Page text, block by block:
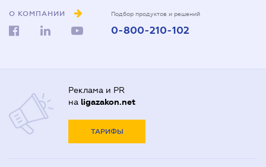
О КОМПАНИИ Подбор продуктов и решений
0-800-210-102
Реклама и PR
на ligazakon.net
ТАРИФЫ